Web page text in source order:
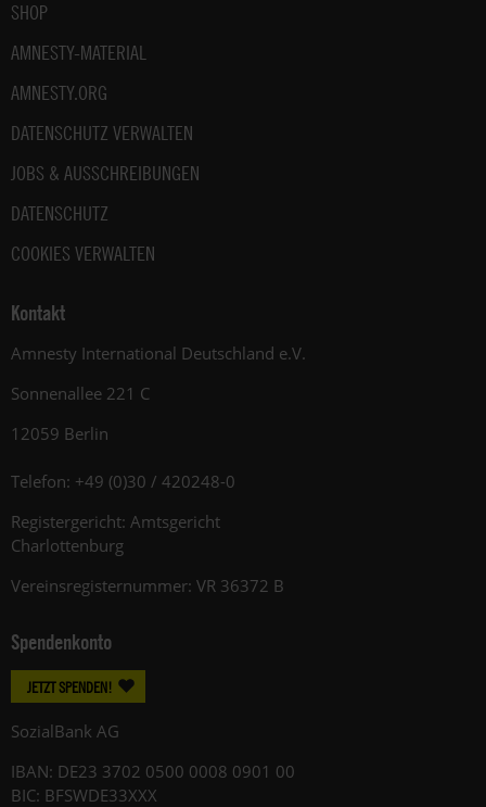
SHOP
AMNESTY-MATERIAL
AMNESTY.ORG
DATENSCHUTZ VERWALTEN
JOBS & AUSSCHREIBUNGEN
DATENSCHUTZ
COOKIES VERWALTEN
Kontakt
Amnesty International Deutschland e.V.
Sonnenallee 221 C
12059 Berlin
Telefon: +49 (0)30 / 420248-0
Registergericht: Amtsgericht
Charlottenburg
Vereinsregisternummer: VR 36372 B
Spendenkonto
JETZT SPENDEN!
SozialBank AG
IBAN: DE23 3702 0500 0008 0901 00
BIC: BFSWDE33XXX